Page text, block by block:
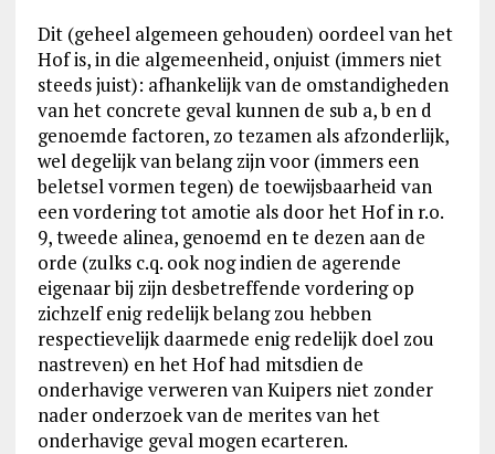
Dit (geheel algemeen gehouden) oordeel van het
Hof is, in die algemeenheid, onjuist (immers niet
steeds juist): afhankelijk van de omstandigheden
van het concrete geval kunnen de sub a, b en d
genoemde factoren, zo tezamen als afzonderlijk,
wel degelijk van belang zijn voor (immers een
beletsel vormen tegen) de toewijsbaarheid van
een vordering tot amotie als door het Hof in r.o.
9, tweede alinea, genoemd en te dezen aan de
orde (zulks c.q. ook nog indien de agerende
eigenaar bij zijn desbetreffende vordering op
zichzelf enig redelijk belang zou hebben
respectievelijk daarmede enig redelijk doel zou
nastreven) en het Hof had mitsdien de
onderhavige verweren van Kuipers niet zonder
nader onderzoek van de merites van het
onderhavige geval mogen ecarteren.